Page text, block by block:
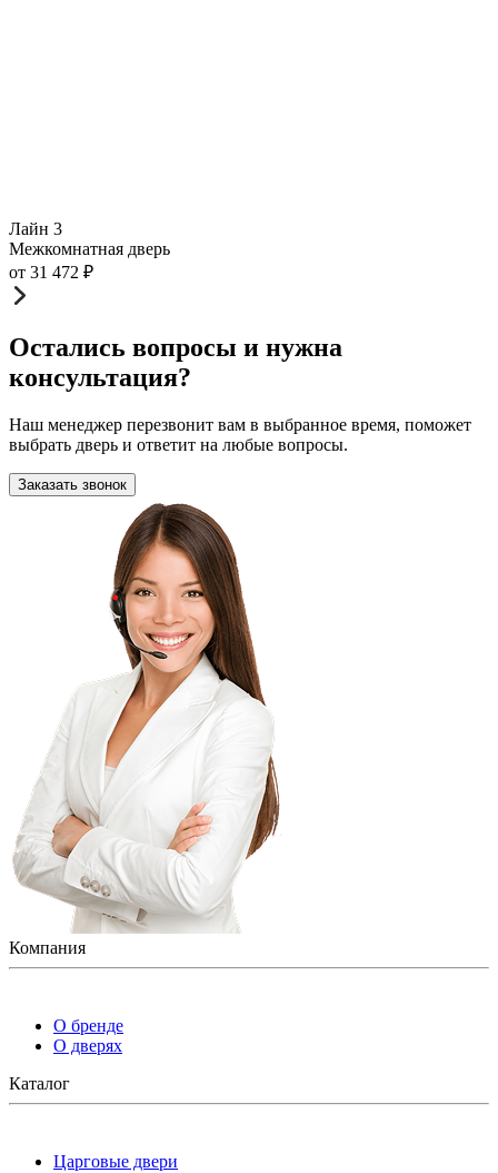
Лайн 3
Межкомнатная дверь
от 31 472 ₽
Остались вопросы и нужна
консультация?
Наш менеджер перезвонит вам в выбранное время, поможет
выбрать дверь и ответит на любые вопросы.
Заказать звонок
Компания
О бренде
О дверях
Каталог
Царговые двери